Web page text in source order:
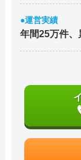
●運営実績
年間25万件、